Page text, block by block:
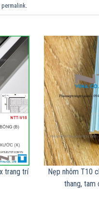
permalink.
trang trí
Nẹp nhôm T10
thang, tam